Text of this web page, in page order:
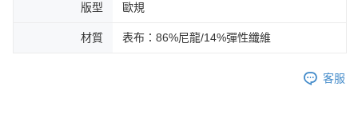
版型 歐規
材質 表布：86%尼龍/14%彈性纖維
客服